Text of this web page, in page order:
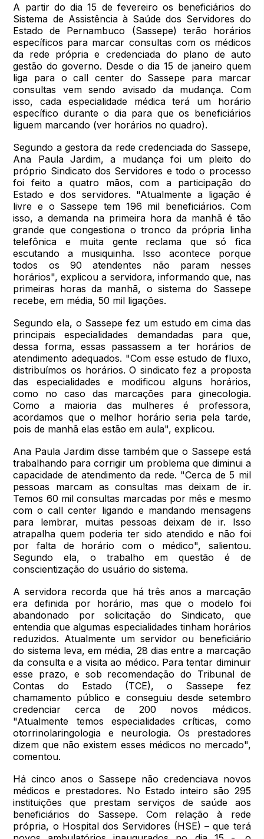
A partir do dia 15 de fevereiro os beneficiários do
Sistema de Assistência à Saúde dos Servidores do
Estado de Pernambuco (Sassepe) terão horários
específicos para marcar consultas com os médicos
da rede própria e credenciada do plano de auto
gestão do governo. Desde o dia 15 de janeiro quem
liga para o call center do Sassepe para marcar
consultas vem sendo avisado da mudança. Com
isso, cada especialidade médica terá um horário
específico durante o dia para que os beneficiários
liguem marcando (ver horários no quadro).
Segundo a gestora da rede credenciada do Sassepe,
Ana Paula Jardim, a mudança foi um pleito do
próprio Sindicato dos Servidores e todo o processo
foi feito a quatro mãos, com a participação do
Estado e dos servidores. "Atualmente a ligação é
livre e o Sassepe tem 196 mil beneficiários. Com
isso, a demanda na primeira hora da manhã é tão
grande que congestiona o tronco da própria linha
telefônica e muita gente reclama que só fica
escutando a musiquinha. Isso acontece porque
todos os 90 atendentes não param nesses
horários", explicou a servidora, informando que, nas
primeiras horas da manhã, o sistema do Sassepe
recebe, em média, 50 mil ligações.
Segundo ela, o Sassepe fez um estudo em cima das
principais especialidades demandadas para que,
dessa forma, essas passassem a ter horários de
atendimento adequados. "Com esse estudo de fluxo,
distribuímos os horários. O sindicato fez a proposta
das especialidades e modificou alguns horários,
como no caso das marcações para ginecologia.
Como a maioria das mulheres é professora,
acordamos que o melhor horário seria pela tarde,
pois de manhã elas estão em aula", explicou.
Ana Paula Jardim disse também que o Sassepe está
trabalhando para corrigir um problema que diminui a
capacidade de atendimento da rede. "Cerca de 5 mil
pessoas marcam as consultas mas deixam de ir.
Temos 60 mil consultas marcadas por mês e mesmo
com o call center ligando e mandando mensagens
para lembrar, muitas pessoas deixam de ir. Isso
atrapalha quem poderia ter sido atendido e não foi
por falta de horário com o médico", salientou.
Segundo ela, o trabalho em questão é de
conscientização do usuário do sistema.
A servidora recorda que há três anos a marcação
era definida por horário, mas que o modelo foi
abandonado por solicitação do Sindicato, que
entendia que algumas especialidades tinham horários
reduzidos. Atualmente um servidor ou beneficiário
do sistema leva, em média, 28 dias entre a marcação
da consulta e a visita ao médico. Para tentar diminuir
esse prazo, e sob recomendação do Tribunal de
Contas do Estado (TCE), o Sassepe fez
chamamento público e conseguiu desde setembro
credenciar cerca de 200 novos médicos.
"Atualmente temos especialidades críticas, como
otorrinolaringologia e neurologia. Os prestadores
dizem que não existem esses médicos no mercado",
comentou.
Há cinco anos o Sassepe não credenciava novos
médicos e prestadores. No Estado inteiro são 295
instituições que prestam serviços de saúde aos
beneficiários do Sassepe. Com relação à rede
própria, o Hospital dos Servidores (HSE) – que terá